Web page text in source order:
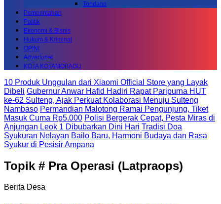
Tondano
Pemerintahan
Politik
Ekonomi & Bisnis
Hukum & Kriminal
OPINI
Advertorial
KOTA KOTAMOBAGU
10 Produk Unggulan dari Xiaomi Official Store yang Layak
Dibeli Gubernur Anwar Hafid Hadiri Rapat Paripurna HUT
ke-62 Sulteng, Ajak Perkuat Kolaborasi Menuju Sulteng
Nambaso Permandian Malotong Ramai Pengunjung, Tiket
Masuk Cuma Rp5.000 Polisi Bergerak Cepat, Pesta Miras di
Anjungan Leok 1 Dibubarkan Dini Hari Tradisi Doa
Syukuran Nelayan Bailo Baru, Harmoni Budaya dan Rasa
Syukur di Pesisir Ampana
Topik # Pra Operasi (Latpraops)
Berita Desa